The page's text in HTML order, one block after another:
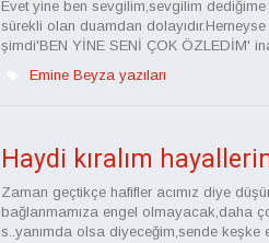
Evet yine ben sevgilim,sevgilim dediğime
sürekli olan duamdan
şimdi'BEN YİNE SENİ ÇOK ÖZLEDİM'
Emine Beyza yazıları
Haydi kıralım
Zaman geçtikçe hafifler acımız diye
bağlanmamıza engel olmayacak,daha
s..yanımda olsa diyeceğim,sende keşke